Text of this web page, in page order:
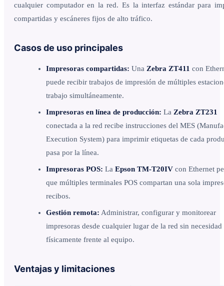
cualquier computador en la red. Es la interfaz estándar para
compartidas y escáneres fijos de alto tráfico.
Casos de uso principales
Impresoras compartidas: Una Zebra ZT411 con
puede recibir trabajos de impresión de múltiples
trabajo simultáneamente.
Impresoras en línea de producción: La Zebra ZT231
conectada a la red recibe instrucciones del MES
Execution System) para imprimir etiquetas de cada
pasa por la línea.
Impresoras POS: La Epson TM-T20IV con Ethernet
que múltiples terminales POS compartan una sola
recibos.
Gestión remota: Administrar, configurar y monitorear
impresoras desde cualquier lugar de la red sin necesidad
físicamente frente al equipo.
Ventajas y limitaciones